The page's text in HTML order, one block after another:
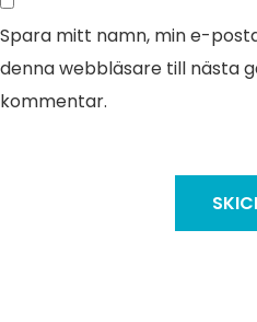
Spara mitt namn, min e-
denna webbläsare till nästa
kommentar.